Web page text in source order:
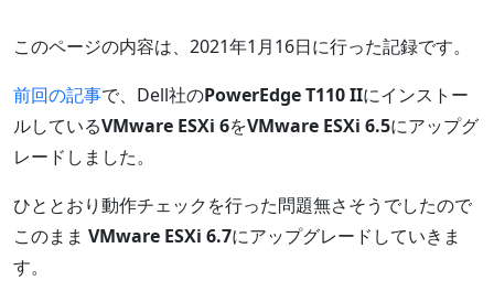
このページの内容は、2021年1月16日に行った記録です。
前回の記事で、Dell社のPowerEdge T110 IIにインストー
ルしているVMware ESXi 6をVMware ESXi 6.5にアップグ
レードしました。
ひととおり動作チェックを行った問題無さそうでしたので
このまま VMware ESXi 6.7にアップグレードしていきま
す。